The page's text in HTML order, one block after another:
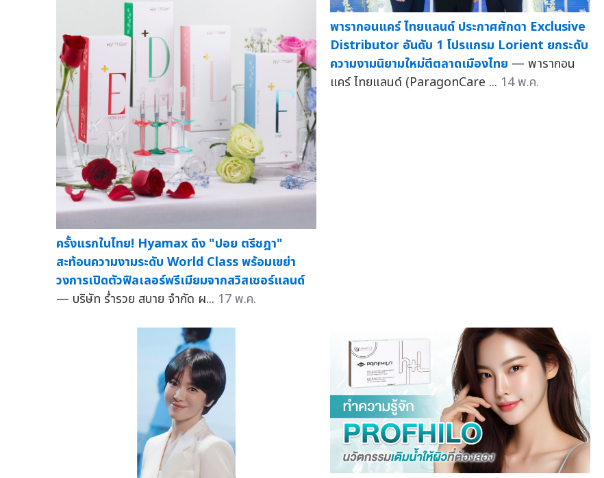
ครั้งแรกในไทย! Hyamax ดึง "ปอย ตรีชฎา"
สะท้อนความงามระดับ World Class พร้อมเขย่า
วงการเปิดตัวฟิลเลอร์พรีเมียมจากสวิสเซอร์แลนด์
— บริษัท ร่ำรวย สบาย จำกัด ผ... 17 พ.ค.
พารากอนแคร์ ไทยแลนด์ ประกาศศักดา Exclusive
Distributor อันดับ 1 โปรแกรม Lorient ยกระดับ
ความงามนิยามใหม่ตีตลาดเมืองไทย — พารากอน
แคร์ ไทยแลนด์ (ParagonCare ... 14 พ.ค.